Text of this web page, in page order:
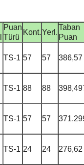
Puan
Türü
Kont.Yerl.
Taban
Puan
TS-1 57 57 386,57
TS-1 88 88
TS-1 57 57
TS-1 24 24 276,62